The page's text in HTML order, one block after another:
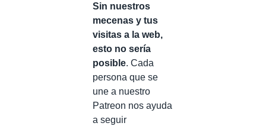
Sin nuestros
mecenas y tus
visitas a la web,
esto no sería
posible. Cada
persona que se
une a nuestro
Patreon nos ayuda
a seguir